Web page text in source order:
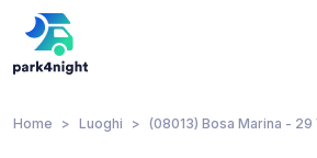
Home Luoghi (08013) Bosa Marina -